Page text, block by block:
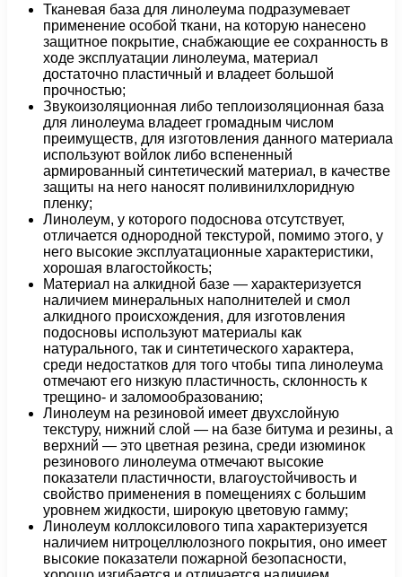
Тканевая база для линолеума подразумевает
применение особой ткани, на которую нанесено
защитное покрытие, снабжающие ее сохранность в
ходе эксплуатации линолеума, материал
достаточно пластичный и владеет большой
прочностью;
Звукоизоляционная либо теплоизоляционная база
для линолеума владеет громадным числом
преимуществ, для изготовления данного материала
используют войлок либо вспененный
армированный синтетический материал, в качестве
защиты на него наносят поливинилхлоридную
пленку;
Линолеум, у которого подоснова отсутствует,
отличается однородной текстурой, помимо этого, у
него высокие эксплуатационные характеристики,
хорошая влагостойкость;
Материал на алкидной базе — характеризуется
наличием минеральных наполнителей и смол
алкидного происхождения, для изготовления
подосновы используют материалы как
натурального, так и синтетического характера,
среди недостатков для того чтобы типа линолеума
отмечают его низкую пластичность, склонность к
трещино- и заломообразованию;
Линолеум на резиновой имеет двухслойную
текстуру, нижний слой — на базе битума и резины, а
верхний — это цветная резина, среди изюминок
резинового линолеума отмечают высокие
показатели пластичности, влагоустойчивость и
свойство применения в помещениях с большим
уровнем жидкости, широкую цветовую гамму;
Линолеум коллоксилового типа характеризуется
наличием нитроцеллюлозного покрытия, оно имеет
высокие показатели пожарной безопасности,